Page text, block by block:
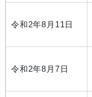
令和2年8月11日
令和2年8月7日